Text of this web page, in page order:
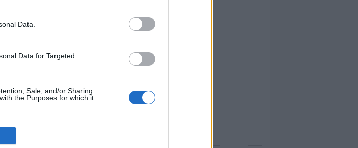
Data.
Data for Targeted
Sale, and/or Sharing
the Purposes for which it